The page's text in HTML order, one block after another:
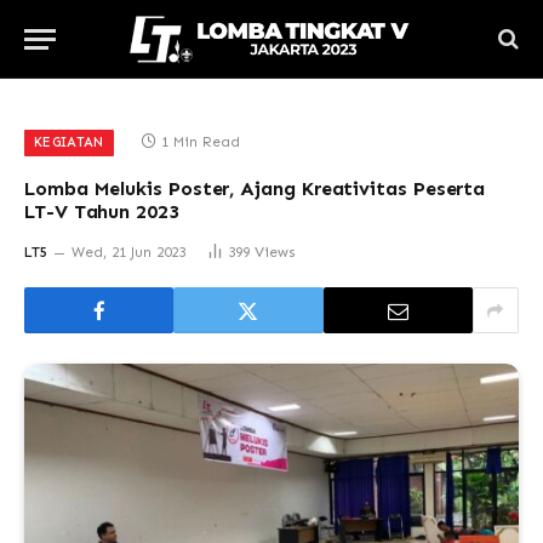
KEGIATAN 1 Min Read
Lomba Melukis Poster, Ajang Kreativitas Peserta
LT-V Tahun 2023
LT5 Wed, 21 Jun 2023 399 Views